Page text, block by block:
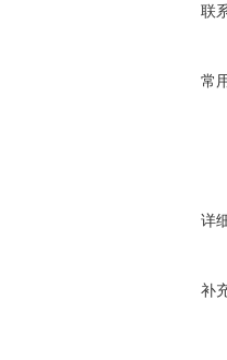
联
常
详
补